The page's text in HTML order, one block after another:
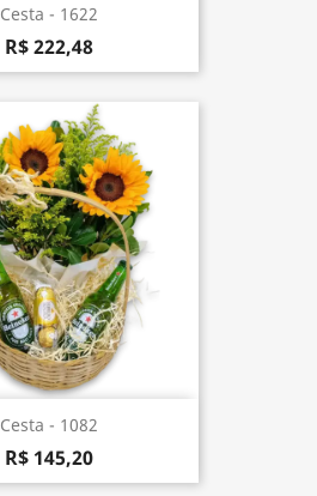
Cesta - 1622
R$ 222,48
Cesta - 1082
R$ 145,20